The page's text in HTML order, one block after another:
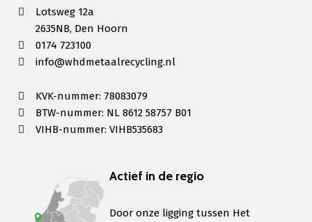
Lotsweg 12a
2635NB, Den Hoorn
0174 723100
info@whdmetaalrecycling.nl
KVK-nummer: 78083079
BTW-nummer: NL 8612 58757 B01
VIHB-nummer: VIHB535683
Actief in de regio
Door onze ligging tussen Het